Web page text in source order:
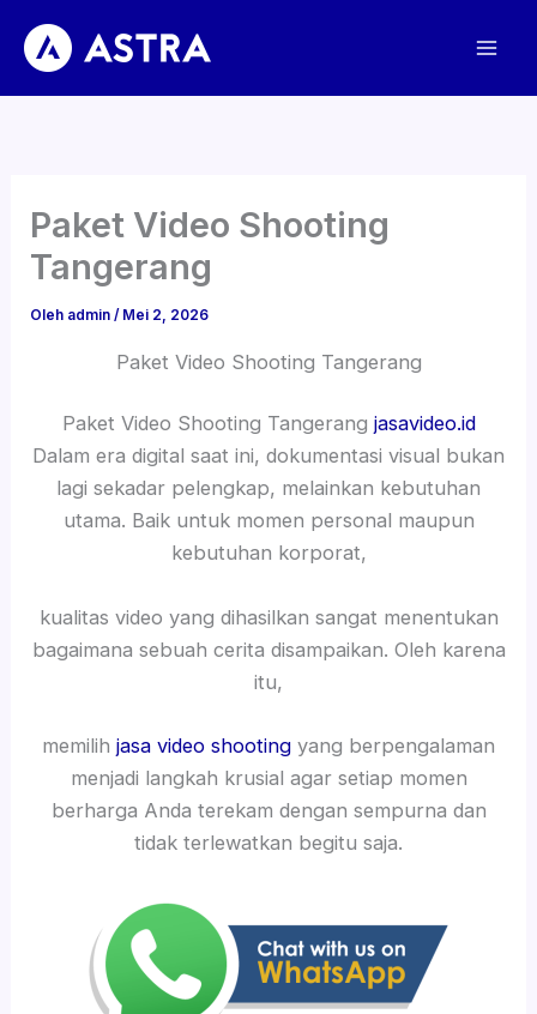
konten
Paket Video Shooting
Tangerang
Oleh admin/ Mei 2, 2026
Paket Video Shooting Tangerang
Paket Video Shooting Tangerang jasavideo.id
Dalam era digital saat ini, dokumentasi visual bukan
lagi sekadar pelengkap, melainkan kebutuhan
utama. Baik untuk momen personal maupun
kebutuhan korporat,
kualitas video yang dihasilkan sangat menentukan
bagaimana sebuah cerita disampaikan. Oleh karena
itu,
memilih jasa video shooting yang berpengalaman
menjadi langkah krusial agar setiap momen
berharga Anda terekam dengan sempurna dan
tidak terlewatkan begitu saja.